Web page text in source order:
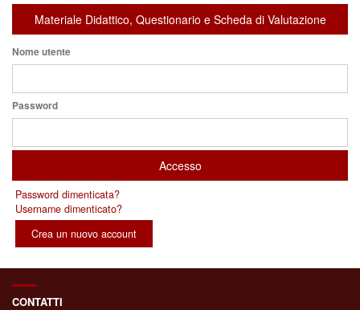
Materiale Didattico, Questionario e Scheda di Valutazione
Nome utente
Password
Password dimenticata?
Username dimenticato?
Crea un nuovo account
CONTATTI